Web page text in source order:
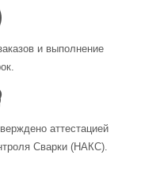
и выполнение
аттестацией
Сварки (НАКС).